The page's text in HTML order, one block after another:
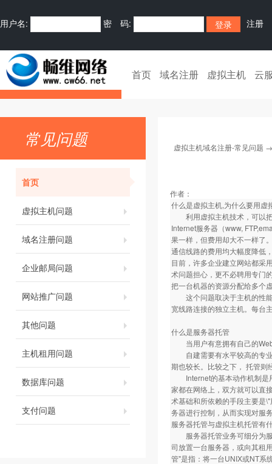
用户名: 密 码: 注册
首页 域名注册 虚拟主机 云
常见问题
首页
虚拟主机问题
域名注册问题
企业邮局问题
网站推广问题
其他问题
主机租用问题
数据库问题
支付问题
虚拟主机域名注册-常见问题
作者：
什么是虚拟主机,为什么要用虚
利用虚拟主机技术，可以把
Internet服务器（www,
果一样，但费用却大不一样了
通信线路的费用均大幅度降低
目前，许多企业建立网站都采
术问题担心，更不必聘用专门
把一台机器的资源分配给多个
这个问题取决于主机的性能
宽线路连接的独立主机。每台
什么是服务器托管
当用户有意拥有自己的Web
自建需要有水平较高的专业
期也较长。比较之下， 托管则
Internet的基本动作机制是
家都在网络上，双方就可以直
术基础和所依赖的手段主要是
务器进行控制，从而实现对服
服务器托管与虚拟主机托管有
服务器托管业务可细分为服
司放置一台服务器，或向其租
管"是指：将一台UNIX或NT系